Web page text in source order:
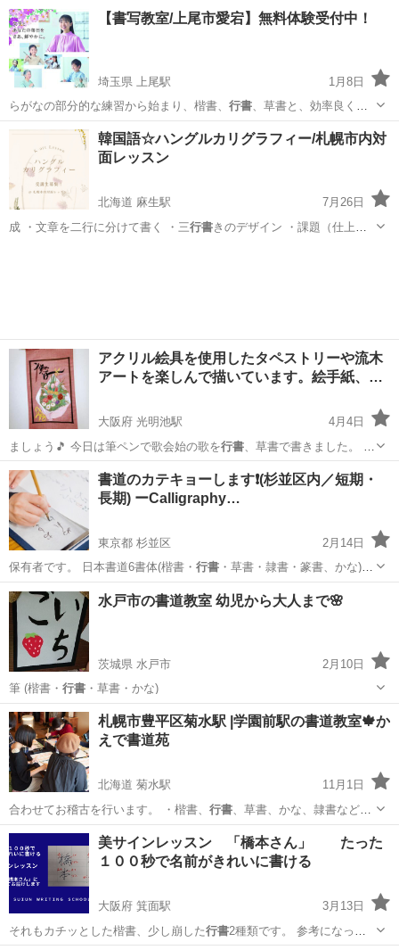
千葉 松戸市 五香駅 書道 行書
【書写教室/上尾市愛宕】無料体験受付中！
埼玉県 上尾駅
1月8日
らがなの部分的な練習から始まり、楷書、 行書、草書と、効率良く身
につけることができ…
埼玉 上尾市 上尾駅 日本文化 公文
韓国語☆ハングルカリグラフィー/札幌市内対
面レッスン
北海道 麻生駅
7月26日
成 ・文章を二行に分けて書く ・三行書きのデザイン ・課題（仕上げ
アクリル絵具を使用したタペストリーや流木
アートを楽しんで描いています。絵手紙、…
大阪府 光明池駅
4月4日
ましょう🎵 今日は筆ペンで歌会始の歌を行書、草書で書きました。 空
き曜日教室/…
大阪 和泉市 光明池駅 俳画
書道のカテキョーします❗️(杉並区内／短期・
長期) ーCalligraphy…
東京都 杉並区
2月14日
保有者です。 日本書道6書体(楷書・ 行書・草書・隷書・篆書、かな)す
べて、基本…
東京 杉並区 書道
水戸市の書道教室 幼児から大人まで🌸
茨城県 水戸市
2月10日
筆 (楷書・ 行書・草書・かな)
茨城 水戸市 書道
札幌市豊平区菊水駅 |学園前駅の書道教室🍁か
えで書道苑
北海道 菊水駅
11月1日
合わせてお稽古を行います。 ・楷書、 行書、草書、かな、隷書など、
書きたい書体の…
北海道 札幌市 菊水駅 お手本
美サインレッスン 「橋本さん」 たった
１００秒で名前がきれいに書ける
大阪府 箕面駅
3月13日
それもカチッとした楷書、少し崩した行書2種類です。 参考になっ